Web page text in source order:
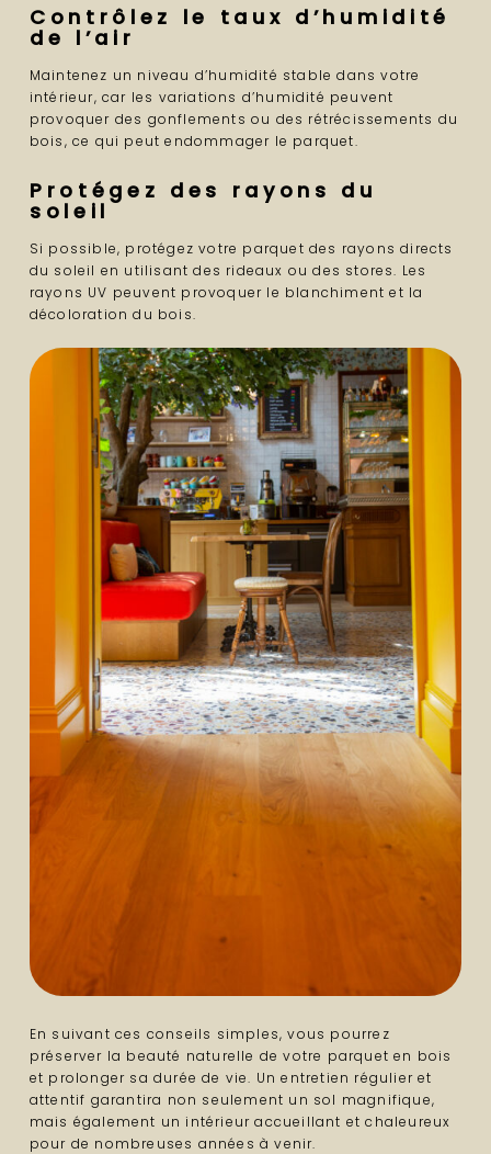
Contrôlez le taux d’humidité
de l’air
Maintenez un niveau d’humidité stable dans votre
intérieur, car les variations d’humidité peuvent
provoquer des gonflements ou des rétrécissements du
bois, ce qui peut endommager le parquet.
Protégez des rayons du
soleil
Si possible, protégez votre parquet des rayons directs
du soleil en utilisant des rideaux ou des stores. Les
rayons UV peuvent provoquer le blanchiment et la
décoloration du bois.
En suivant ces conseils simples, vous pourrez
préserver la beauté naturelle de votre parquet en bois
et prolonger sa durée de vie. Un entretien régulier et
attentif garantira non seulement un sol magnifique,
mais également un intérieur accueillant et chaleureux
pour de nombreuses années à venir.